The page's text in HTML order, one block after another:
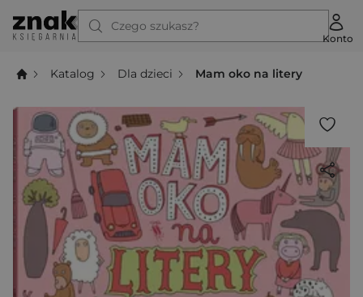
Czego szukasz?
Konto
Katalog Dla dzieci Mam oko na litery